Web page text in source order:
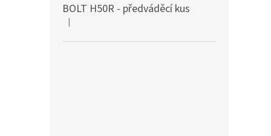
BOLT H50R - předváděcí kus
Hodnocení produktu je 5 z 5 hvězdiček.
|